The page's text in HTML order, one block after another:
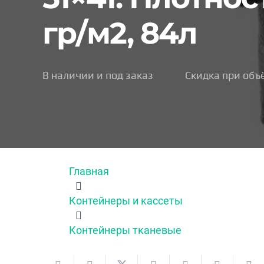
гр/м2, 84л
В наличии и под заказ Скидка при
Главная
Контейнеры и кассеты
Контейнеры тканевые